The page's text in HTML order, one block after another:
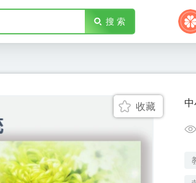
搜 索
收藏 中